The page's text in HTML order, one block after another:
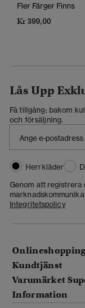
Fler Färger Finns
Kr 399,00
Lås Upp
Få tillgång: bakom
och försäljning.
Herrkläder
Genom att registrera
Integritetspolicy
Onlineshopping
Kundtjänst
Varumärket
Information